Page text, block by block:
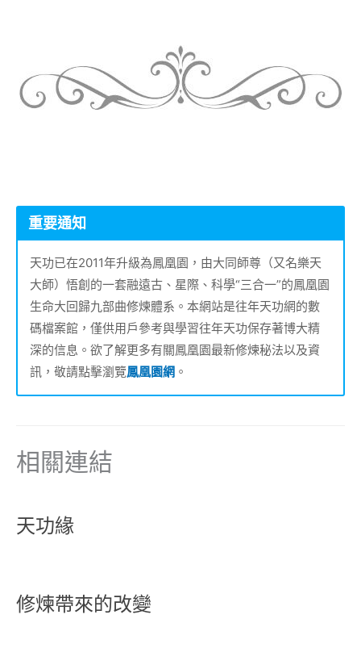
重要通知
天功已在2011年升級為鳳凰園，由大同師尊（又名樂天
大師）悟創的一套融遠古、星際、科學“三合一”的鳳凰園
生命大回歸九部曲修煉體系。本網站是往年天功網的數
碼檔案館，僅供用戶參考與學習往年天功保存著博大精
深的信息。欲了解更多有關鳳凰園最新修煉秘法以及資
訊，敬請點擊瀏覽鳳凰園網 。
相關連結
天功緣
修煉帶來的改變